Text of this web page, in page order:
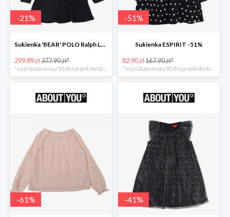
-21%
Sukienka 'BEAR' POLO Ralph Lauren -21%
299.89 zł377.90 zł*
-51%
Sukienka ESPIRIT -51%
82.90 zł167.90 zł*
-61% -41%